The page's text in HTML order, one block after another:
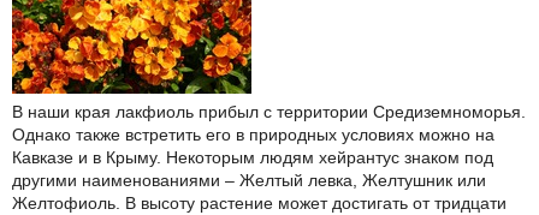
В наши края лакфиоль прибыл с территории Средиземноморья.
Однако также встретить его в природных условиях можно на
Кавказе и в Крыму. Некоторым людям хейрантус знаком под
другими наименованиями – Желтый левка, Желтушник или
Желтофиоль. В высоту растение может достигать от тридцати